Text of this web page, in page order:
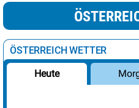
ÖSTERREICH WETTER
Heute